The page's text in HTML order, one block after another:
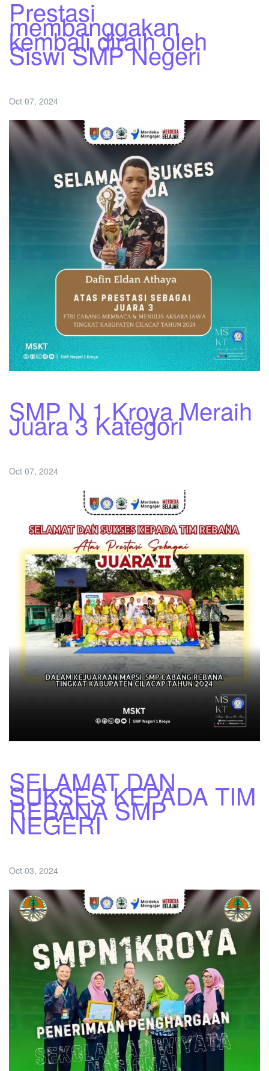
Prestasi
membanggakan
kembali diraih oleh
Siswi SMP Negeri
Oct 07, 2024
SMP N 1 Kroya Meraih
Juara 3 Kategori
Oct 07, 2024
SELAMAT DAN
SUKSES KEPADA TIM
REBANA SMP
NEGERI
Oct 03, 2024